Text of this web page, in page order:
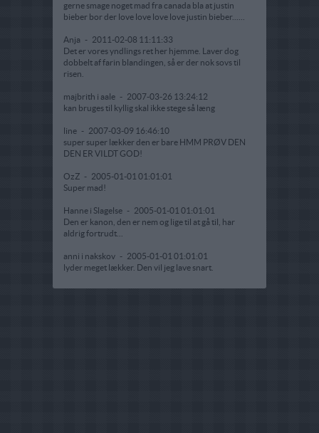
gerne smage noget mad fra canada bla at justin
bieber bor der love love love love justin bieber......
Anja - 2011-02-08 11:11:33
Det er vores yndlings ret her hjemme. Laver dog
dobbelt af farin blandingen, så er der nok sovs til
risen.
majbrith i aale - 2007-03-26 13:24:12
kan bruges til kyllig skal ikke stege så læng
line - 2007-03-09 16:46:10
super super lækker den er bare HMM PRØV DEN
DEN ER VILDT GOD!
OzZ - 2005-01-01 01:01:01
Super mad!
Hanne i Slagelse - 2005-01-01 01:01:01
Den er kanon, den er nem og lige til at gå til, har
aldrig fortrudt...
anni i nakskov - 2005-01-01 01:01:01
lyder meget lækker. Den vil jeg lave snart.